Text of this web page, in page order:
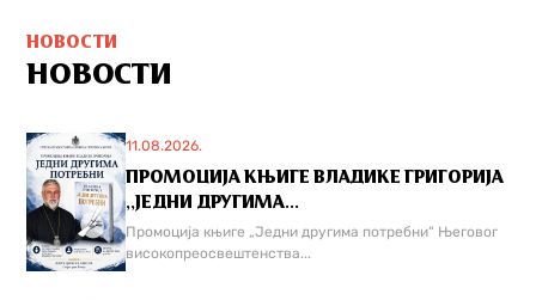
НОВОСТИ
НОВОСТИ
11.08.2026.
ПРОМОЦИЈА КЊИГЕ ВЛАДИКЕ ГРИГОРИЈА
,,ЈЕДНИ ДРУГИМА...
Промоција књиге „Једни другима потребни“ Његовог
високопреосвештенства...